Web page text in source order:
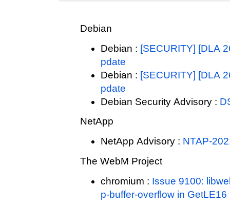
Debian
Debian : [SECURITY] [DLA
pdate
Debian : [SECURITY] [DLA
pdate
Debian Security Advisory :
NetApp
NetApp Advisory : NTAP-
The WebM Project
chromium : Issue 9100:
p-buffer-overflow in GetLE16